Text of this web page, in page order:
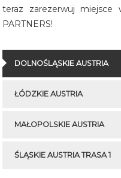
teraz zarezerwuj miejsce
PARTNERS!
DOLNOŚLĄSKIE AUSTRIA
ŁÓDZKIE AUSTRIA
MAŁOPOLSKIE AUSTRIA
ŚLĄSKIE AUSTRIA TRASA 1